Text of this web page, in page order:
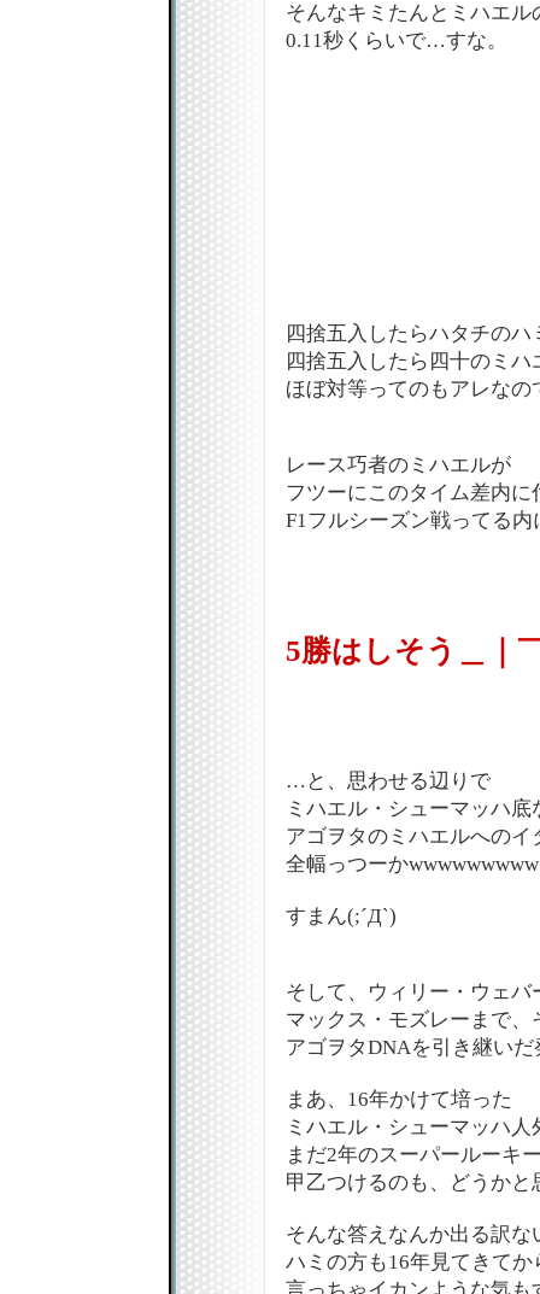
そんなキミたんとミハエ
0.11秒くらいで…すな。
四捨五入したらハタチのハ
四捨五入したら四十のミ
ほぼ対等ってのもアレなの
レース巧者のミハエルが
フツーにこのタイム差内に
F1フルシーズン戦ってる内
5勝はしそう＿｜
…と、思わせる辺りで
ミハエル・シューマッハ
アゴヲタのミハエルへのイ
全幅っつーかwwwwwwwww
すまん(;´Д`)
そして、ウィリー・ウェバ
マックス・モズレーまで、
アゴヲタDNAを引き継い
まあ、16年かけて培った
ミハエル・シューマッハ人
まだ2年のスーパールーキ
甲乙つけるのも、どうかと
そんな答えなんか出る訳な
ハミの方も16年見てきてか